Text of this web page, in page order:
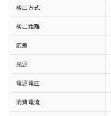
検出方式
検出距離
応差
光源
電源電圧
消費電流